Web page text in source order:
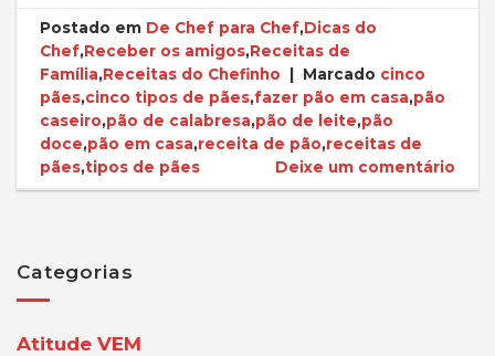
Postado em De Chef para Chef,Dicas do
Chef,Receber os amigos,Receitas de
Família,Receitas do Chefinho Marcado cinco
pães,cinco tipos de pães,fazer pão em casa,pão
caseiro,pão de calabresa,pão de leite,pão
doce,pão em casa,receita de pão,receitas de
pães,tipos de pães Deixe um comentário
Categorias
Atitude VEM